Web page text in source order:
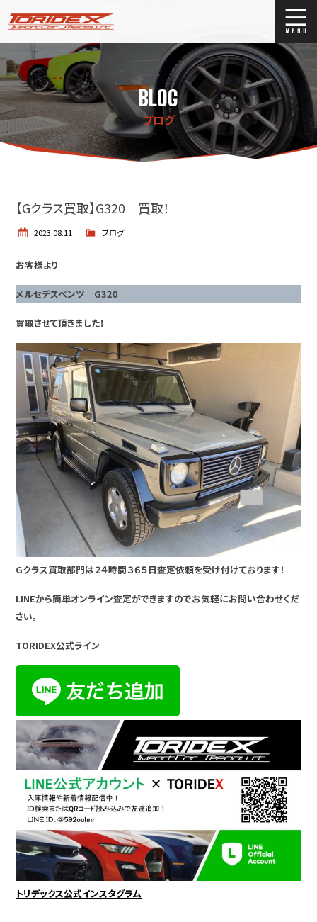
ブログ
Stock list
ストックリスト
買取
BLOG
ブログ
【Gクラス買取】G320 買取！
2023.08.11 ブログ
お客様より
メルセデスベンツ G320
買取させて頂きました！
Gクラス買取部門は２４時間３６５日査定依頼を受け付けております！
LINEから簡単オンライン査定ができますのでお気軽にお問い合わせくだ
さい。
TORIDEX公式ライン
トリデックス公式インスタグラム